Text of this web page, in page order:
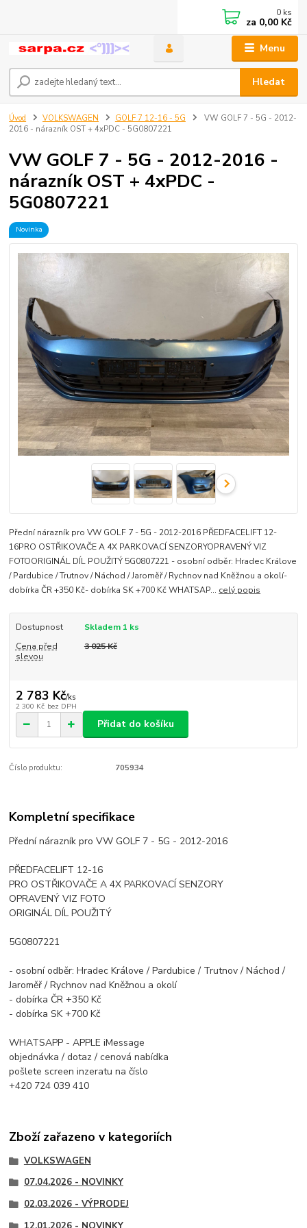
Menu
Hledat
0 ks
za 0,00 Kč
Úvod VOLKSWAGEN GOLF 7 12-16 - 5G
VW GOLF 7 - 5G - 2012-
2016 - nárazník OST + 4xPDC - 5G0807221
VW GOLF 7 - 5G - 2012-2016 -
nárazník OST + 4xPDC -
5G0807221
Novinka
Přední nárazník pro VW GOLF 7 - 5G - 2012-2016 PŘEDFACELIFT 12-
16PRO OSTŘIKOVAČE A 4X PARKOVACÍ SENZORYOPRAVENÝ VIZ
FOTOORIGINÁL DÍL POUŽITÝ 5G0807221 - osobní odběr: Hradec Králove
/ Pardubice / Trutnov / Náchod / Jaroměř / Rychnov nad Kněžnou a okolí-
dobírka ČR +350 Kč- dobírka SK +700 Kč WHATSAP... celý popis
Dostupnost
Skladem 1 ks
Cena před
slevou
3 025 Kč
2 783 Kč/ks
2 300 Kč bez DPH
Přidat do košíku
Číslo produktu: 705934
Kompletní specifikace
Přední nárazník pro VW GOLF 7 - 5G - 2012-2016
PŘEDFACELIFT 12-16
PRO OSTŘIKOVAČE A 4X PARKOVACÍ SENZORY
OPRAVENÝ VIZ FOTO
ORIGINÁL DÍL POUŽITÝ
5G0807221
- osobní odběr: Hradec Králove / Pardubice / Trutnov / Náchod /
Jaroměř / Rychnov nad Kněžnou a okolí
- dobírka ČR +350 Kč
- dobírka SK +700 Kč
WHATSAPP - APPLE iMessage
objednávka / dotaz / cenová nabídka
pošlete screen inzeratu na číslo
+420 724 039 410
Zboží zařazeno v kategoriích
VOLKSWAGEN
07.04.2026 - NOVINKY
02.03.2026 - VÝPRODEJ